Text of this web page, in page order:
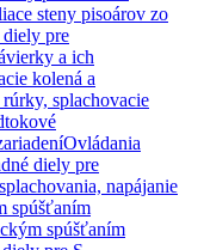
steny pisoárov zo
diely pre
a ich
kolená a
splachovacie
Ovládania
diely pre
napájanie
spúšťaním
spúšťaním